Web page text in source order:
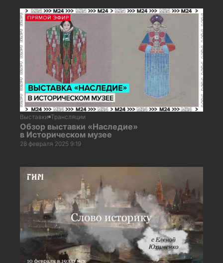
Выставки Трансляции
Обзор выставки «Наследие»
в Историческом музее
28 февраля 2025 9:19